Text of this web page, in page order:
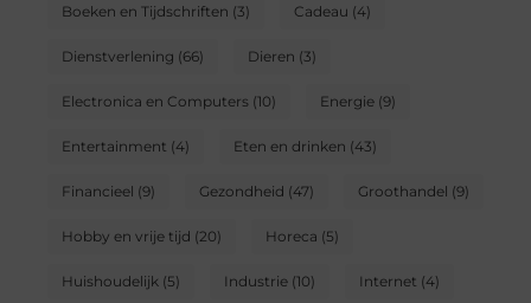
Boeken en Tijdschriften (3) Cadeau (4)
Dienstverlening (66) Dieren (3)
Electronica en Computers(10) Energie(9)
Entertainment (4) Eten en drinken (43)
Financieel (9) Gezondheid (47) Groothandel (9)
Hobby en vrije tijd (20) Horeca (5)
Huishoudelijk (5) Industrie(10) Internet (4)